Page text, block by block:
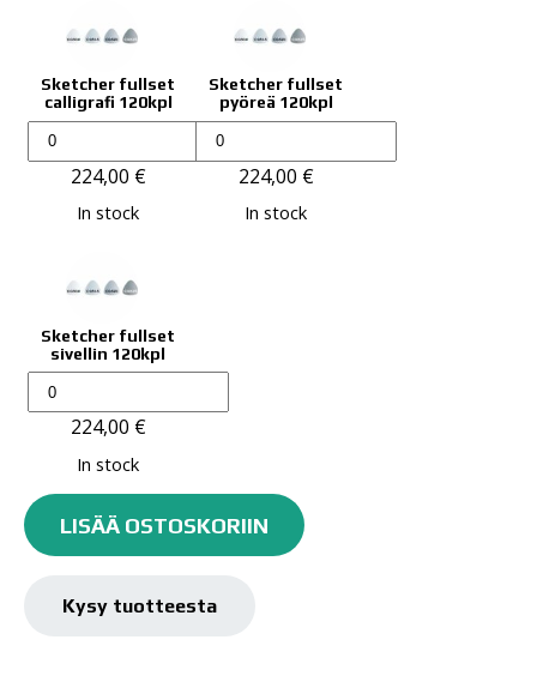
Sketcher fullset
calligrafi 120kpl
Sketcher
FullSet
120ps
määrä
224,00 €
In stock
Sketcher fullset
pyöreä 120kpl
Sketcher
FullSet
120ps
määrä
224,00 €
In stock
Sketcher fullset
sivellin 120kpl
Sketcher
FullSet
120ps
määrä
224,00 €
In stock
LISÄÄ OSTOSKORIIN
Kysy tuotteesta